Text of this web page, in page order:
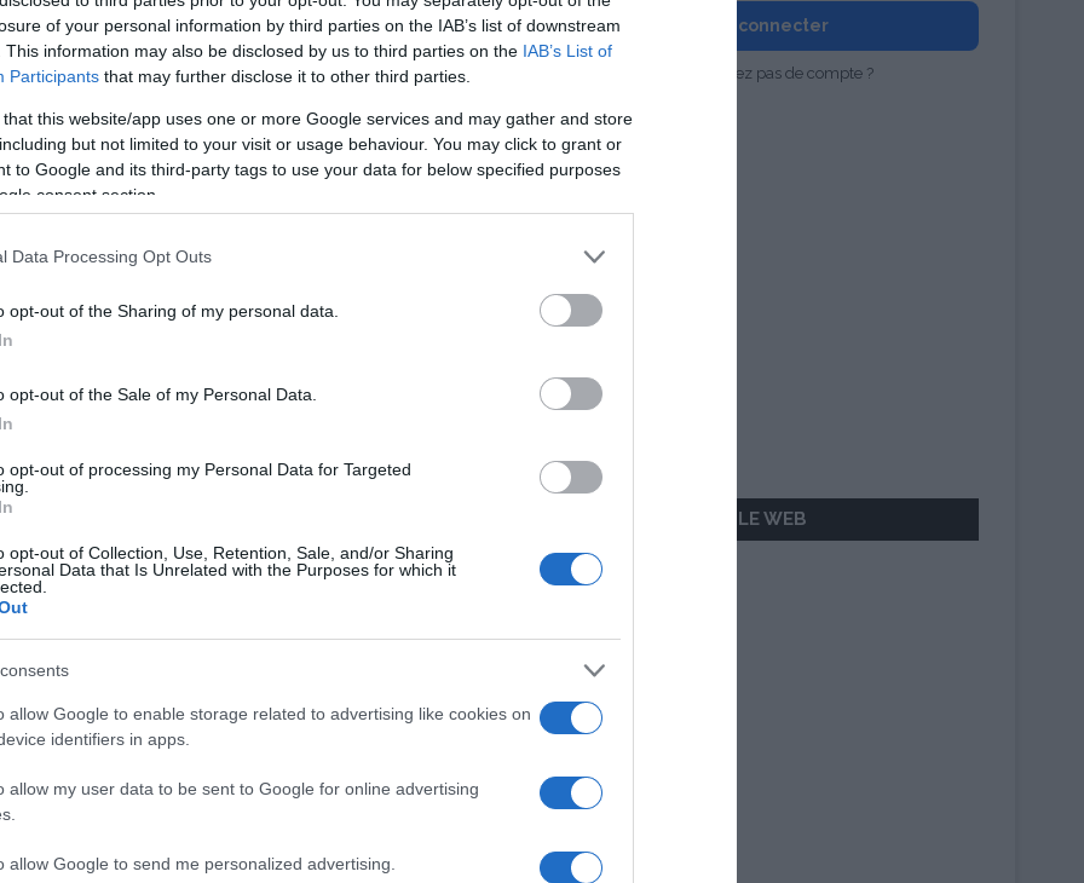
of your personal information by third parties on the IAB’s list of downstream
This information may also be disclosed by us to third parties on the IAB’s List of
Participants that may further disclose it to other third parties.
that this website/app uses one or more Google services and may gather and store
but not limited to your visit or usage behaviour. You may click to grant or
to Google and its third-party tags to use your data for below specified purposes
consent section.
Data Processing Opt Outs
opt-out of the Sharing of my personal data.
opt-out of the Sale of my Personal Data.
opt-out of processing my Personal Data for Targeted
opt-out of Collection, Use, Retention, Sale, and/or Sharing
Data that Is Unrelated with the Purposes for which it
allow Google to enable storage related to advertising like cookies on
identifiers in apps.
allow my user data to be sent to Google for online advertising
allow Google to send me personalized advertising.
| Crédit Photo : © Sophie François-Mülhens
Se connecter
Vous n'avez pas de compte ?
AILLEURS SUR LE WEB